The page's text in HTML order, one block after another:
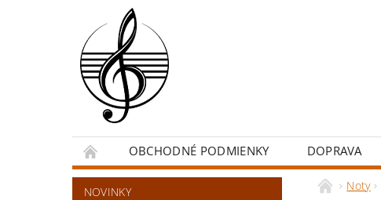
OBCHODNÉ PODMIENKY DOPRAVA
NOVINKY Noty